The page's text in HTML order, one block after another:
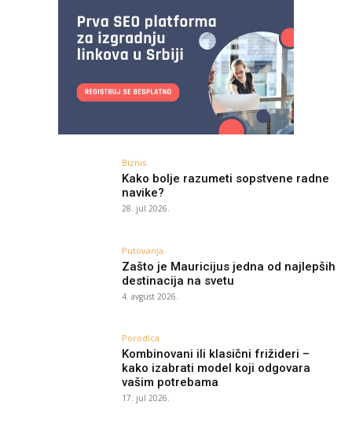
Biznis
Kako bolje razumeti sopstvene radne
navike?
28. jul 2026.
Putovanja
Zašto je Mauricijus jedna od najlepših
destinacija na svetu
4. avgust 2026.
Porodica
Kombinovani ili klasični frižideri –
kako izabrati model koji odgovara
vašim potrebama
17. jul 2026.